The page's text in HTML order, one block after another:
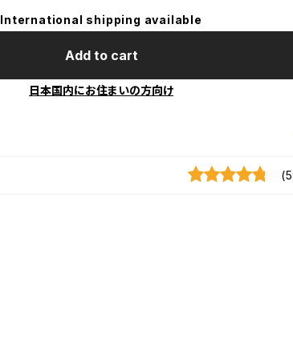
International shipping available
Add to cart
日本国内にお住まいの方向け